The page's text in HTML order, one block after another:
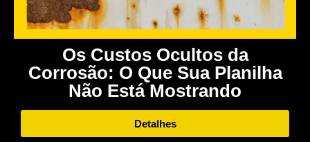
Os Custos Ocultos da
Corrosão: O Que Sua Planilha
Não Está Mostrando
Detalhes